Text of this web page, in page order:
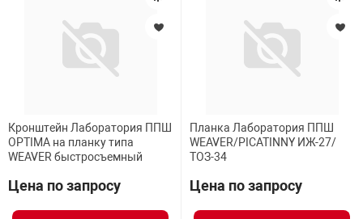
Кронштейн Лаборатория ППШ
OPTIMA на планку типа
WEAVER быстросъемный
Цена по запросу
Планка Лаборатория ППШ
WEAVER/PICATINNY ИЖ-27/
ТОЗ-34
Цена по запросу